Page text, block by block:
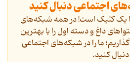
اجتماعی دنبال کنید
یک کلیک است! در همه شبکه‌های
داغ و دسته اول را با بهترین
ما را در شبکه‌های اجتماعی
دنیال کنید.